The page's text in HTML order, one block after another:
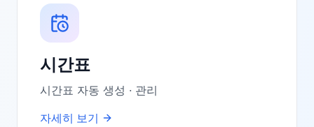
시간표
시간표 자동 생성 · 관리
자세히 보기